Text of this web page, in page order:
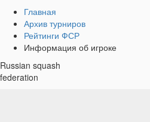
Хлебные
крошки
Главная
Архив турниров
Рейтинги ФСР
Информация об игроке
Russian squash
federation